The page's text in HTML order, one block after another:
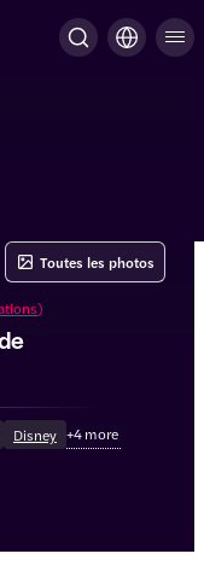
)
Disney +4more
Toutes les photos